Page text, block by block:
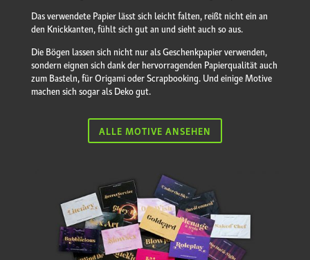
Das verwendete Papier lässt sich leicht falten, reißt nicht ein an
den Knickkanten, fühlt sich gut an und sieht auch so aus.
Die Bögen lassen sich nicht nur als Geschenk­papier verwenden,
sondern eignen sich dank der hervorragenden Papierqualität auch
zum Basteln, für Origami oder Scrapbooking. Und einige Motive
machen sich sogar als Deko gut.
ALLE MOTIVE ANSEHEN
Erotischer Adventskalender
24 + 11 stilvolle Sex-Gutscheine für Männer UND Frauen